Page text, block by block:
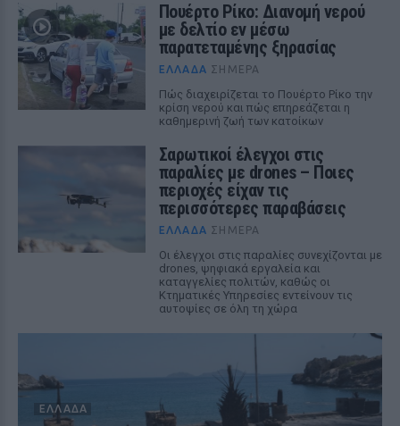
Πουέρτο Ρίκο: Διανομή νερού
με δελτίο εν μέσω
παρατεταμένης ξηρασίας
ΕΛΛΆΔΑ ΣΉΜΕΡΑ
Πώς διαχειρίζεται το Πουέρτο Ρίκο την
κρίση νερού και πώς επηρεάζεται η
καθημερινή ζωή των κατοίκων
Σαρωτικοί έλεγχοι στις
παραλίες με drones – Ποιες
περιοχές είχαν τις
περισσότερες παραβάσεις
ΕΛΛΆΔΑ ΣΉΜΕΡΑ
Οι έλεγχοι στις παραλίες συνεχίζονται με
drones, ψηφιακά εργαλεία και
καταγγελίες πολιτών, καθώς οι
Κτηματικές Υπηρεσίες εντείνουν τις
αυτοψίες σε όλη τη χώρα
ΕΛΛΆΔΑ